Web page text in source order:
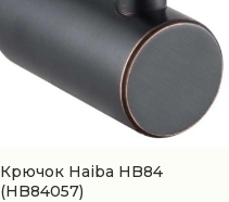
Крючок Haiba HB84
(HB84057)